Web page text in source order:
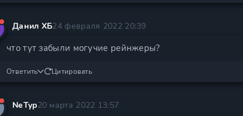
Данил ХБ24 февраля 2022 20:39
что тут забыли могучие рейнжеры?
Ответить Цитировать
NeTyp20 марта 2022 13:57